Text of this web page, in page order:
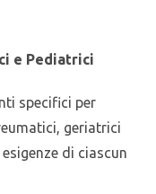
e Pediatrici
specifici per
geriatrici
di ciascun